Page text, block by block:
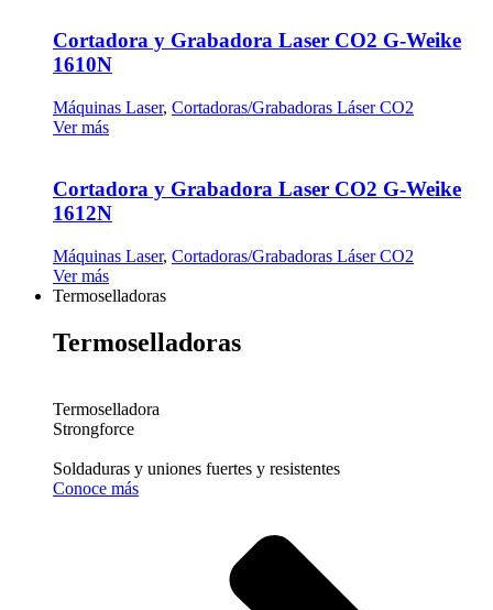
Cortadora y Grabadora Laser CO2 G-Weike
1610N
Máquinas Laser, Cortadoras/Grabadoras Láser CO2
Ver más
Cortadora y Grabadora Laser CO2 G-Weike
1612N
Máquinas Laser, Cortadoras/Grabadoras Láser CO2
Ver más
Termoselladoras
Termoselladoras
Termoselladora
Strongforce
Soldaduras y uniones fuertes y resistentes
Conoce más